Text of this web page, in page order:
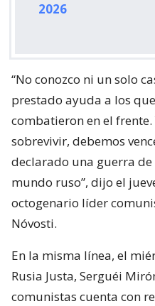
2026
“No conozco ni un solo
prestado ayuda a los
combatieron en el frente.
sobrevivir, debemos
declarado una guerra
mundo ruso”, dijo el
octogenario líder
Nóvosti.
En la misma línea, el
Rusia Justa, Serguéi
comunistas cuenta con